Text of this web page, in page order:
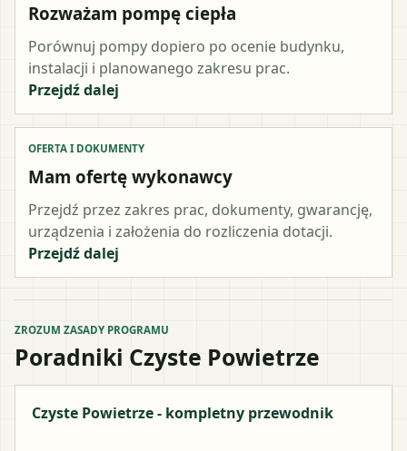
Rozważam pompę ciepła
Porównuj pompy dopiero po ocenie budynku,
instalacji i planowanego zakresu prac.
Przejdź dalej
OFERTA I DOKUMENTY
Mam ofertę wykonawcy
Przejdź przez zakres prac, dokumenty, gwarancję,
urządzenia i założenia do rozliczenia dotacji.
Przejdź dalej
ZROZUM ZASADY PROGRAMU
Poradniki Czyste Powietrze
Czyste Powietrze - kompletny przewodnik